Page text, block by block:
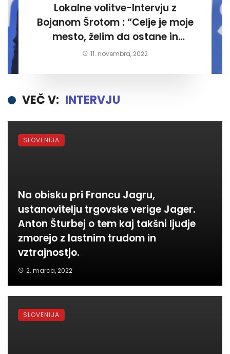
Lokalne volitve-Intervju z
Bojanom Šrotom : “Celje je moje
mesto, želim da ostane in
postane kraj kjer bodo ljudje
11. novembra, 2022
VEČ V: INTERVJU
Na obisku pri Francu Jagru,
ustanovitelju trgovske verige Jager.
Anton Šturbej o tem kaj takšni ljudje
zmorejo z lastnim trudom in
vztrajnostjo.
2. marca, 2022
SLOVENIJA
SLOVENIJA